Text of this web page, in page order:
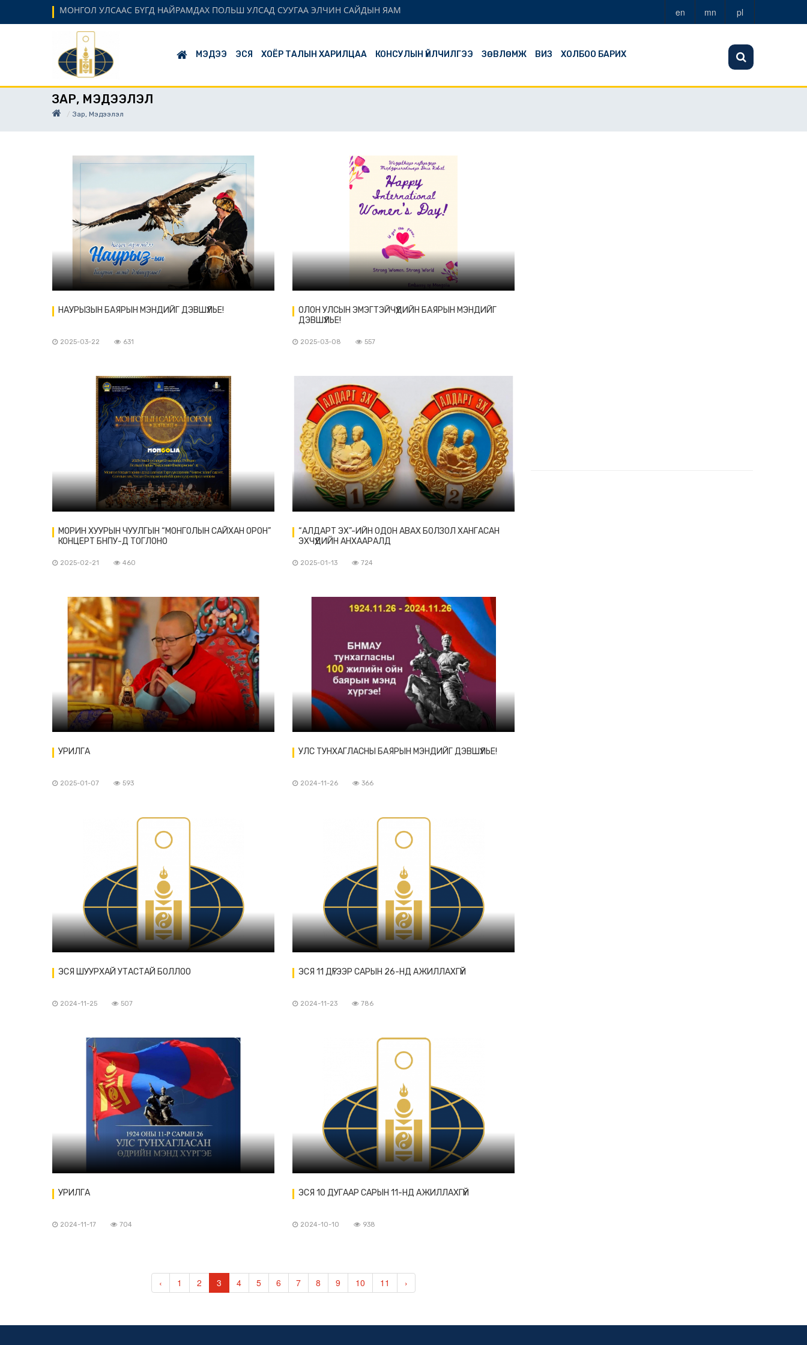
МОНГОЛ УЛСААС БҮГД НАЙРАМДАХ ПОЛЬШ УЛСАД СУУГАА ЭЛЧИН САЙДЫН ЯАМ en mn pl
МЭДЭЭ ЭСЯ ХОЁР ТАЛЫН ХАРИЛЦАА КОНСУЛЫН ҮЙЛЧИЛГЭЭ ЗӨВЛӨМЖ ВИЗ ХОЛБОО БАРИХ
ЗАР, МЭДЭЭЛЭЛ
Зар, Мэдээлэл
НАУРЫЗЫН БАЯРЫН МЭНДИЙГ ДЭВШҮҮЛЬЕ!
2025-03-22 631
ОЛОН УЛСЫН ЭМЭГТЭЙЧҮҮДИЙН БАЯРЫН МЭНДИЙГ
ДЭВШҮҮЛЬЕ!
2025-03-08 557
МОРИН ХУУРЫН ЧУУЛГЫН “МОНГОЛЫН САЙХАН ОРОН”
КОНЦЕРТ БНПУ-Д ТОГЛОНО
2025-02-21 460
“АЛДАРТ ЭХ”-ИЙН ОДОН АВАХ БОЛЗОЛ ХАНГАСАН
ЭХЧҮҮДИЙН АНХААРАЛД
2025-01-13 724
УРИЛГА
2025-01-07 593
УЛС ТУНХАГЛАСНЫ БАЯРЫН МЭНДИЙГ ДЭВШҮҮЛЬЕ!
2024-11-26 366
ЭСЯ ШУУРХАЙ УТАСТАЙ БОЛЛОО
2024-11-25 507
ЭСЯ 11 ДҮГЭЭР САРЫН 26-НД АЖИЛЛАХГҮЙ
2024-11-23 786
УРИЛГА
2024-11-17 704
ЭСЯ 10 ДУГААР САРЫН 11-НД АЖИЛЛАХГҮЙ
2024-10-10 938
‹ 1 2 3 4 5 6 7 8 9 10 11 ›